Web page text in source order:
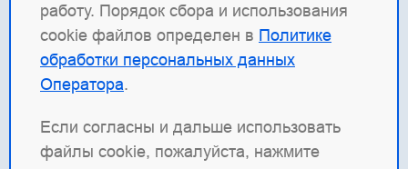
работу. Порядок сбора и использования
cookie файлов определен в Политике
обработки персональных данных
Оператора.
Если согласны и дальше использовать
файлы cookie, пожалуйста, нажмите
Angie Software(ООО "Веб-Сервер") — российская
ИТ-компания, которая развивает решения для
высоконагруженных систем. Среди наших
продуктов: система балансировки
(контроллер доставки приложений), веб-сервер
Angie PROиAngie Ingress Controller(ANIC) —
решение для управления трафиком